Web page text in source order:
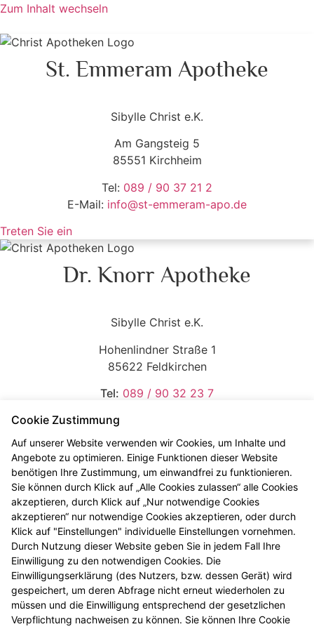
Zum Inhalt wechseln
St. Emmeram Apotheke
Sibylle Christ e.K.
Am Gangsteig 5
85551 Kirchheim
Tel: 089 / 90 37 21 2
E-Mail: info@st-emmeram-apo.de
Treten Sie ein
Dr. Knorr Apotheke
Sibylle Christ e.K.
Hohenlindner Straße 1
85622 Feldkirchen
Tel: 089 / 90 32 23 7
Treten Sie ein
Räter Apotheke
Sibylle Christ e.K.
Räterstr. 19
85551 Kirchheim
Tel:
089 / 90 30 11 0
E-Mail: info@raeter-apotheke.de
Cookie Zustimmung
Auf unserer Website verwenden wir Cookies, um Inhalte und
Angebote zu optimieren. Einige Funktionen dieser Website
benötigen Ihre Zustimmung, um einwandfrei zu funktionieren.
Sie können durch Klick auf „Alle Cookies zulassen“ alle Cookies
akzeptieren, durch Klick auf „Nur notwendige Cookies
akzeptieren“ nur notwendige Cookies akzeptieren, oder durch
Klick auf "Einstellungen" individuelle Einstellungen vornehmen.
Durch Nutzung dieser Website geben Sie in jedem Fall Ihre
Einwilligung zu den notwendigen Cookies. Die
Einwilligungserklärung (des Nutzers, bzw. dessen Gerät) wird
gespeichert, um deren Abfrage nicht erneut wiederholen zu
müssen und die Einwilligung entsprechend der gesetzlichen
Verpflichtung nachweisen zu können. Sie können Ihre Cookie